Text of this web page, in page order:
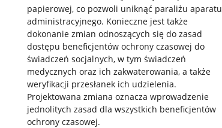
papierowej, co pozwoli uniknąć paraliżu aparatu
administracyjnego. Konieczne jest także
dokonanie zmian odnoszących się do zasad
dostępu beneficjentów ochrony czasowej do
świadczeń socjalnych, w tym świadczeń
medycznych oraz ich zakwaterowania, a także
weryfikacji przesłanek ich udzielenia.
Projektowana zmiana oznacza wprowadzenie
jednolitych zasad dla wszystkich beneficjentów
ochrony czasowej.